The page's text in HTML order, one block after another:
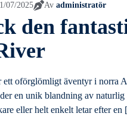
07/2025 Av administratör
den
ett oförglömligt äventyr i norra
en unik blandning av naturlig
eller helt enkelt letar efter en